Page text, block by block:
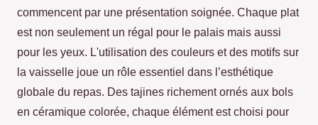
commencent par une présentation soignée. Chaque plat
est non seulement un régal pour le palais mais aussi
pour les yeux. L'utilisation des couleurs et des motifs sur
la vaisselle joue un rôle essentiel dans l’esthétique
globale du repas. Des tajines richement ornés aux bols
en céramique colorée, chaque élément est choisi pour